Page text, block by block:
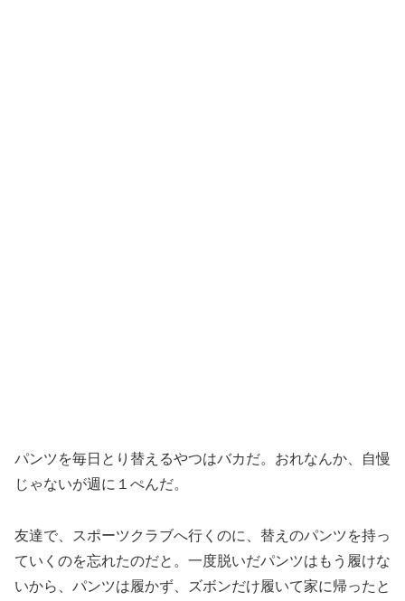
パンツを毎日とり替えるやつはバカだ。おれなんか、自慢
じゃないが週に１ぺんだ。
友達で、スポーツクラブへ行くのに、替えのパンツを持っ
ていくのを忘れたのだと。一度脱いだパンツはもう履けな
いから、パンツは履かず、ズボンだけ履いて家に帰ったと